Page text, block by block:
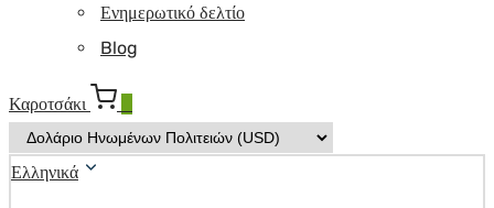
Ενημερωτικό δελτίο
Blog
Καροτσάκι
Ελληνικά